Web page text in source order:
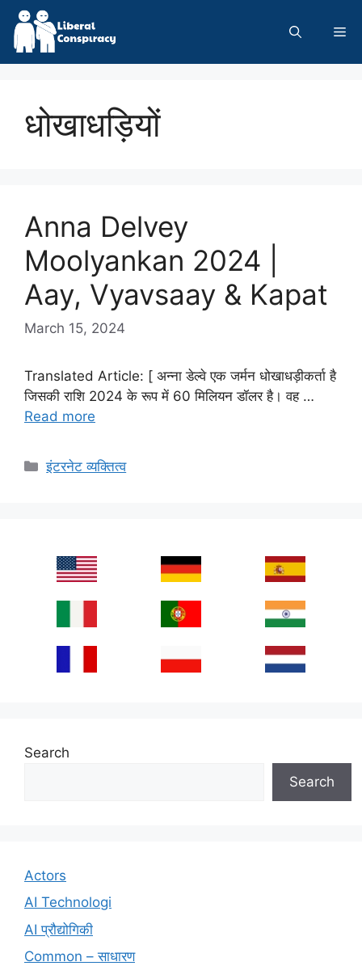
Skip
content
धोखाधड़ियों
Anna Delvey
Moolyankan 2024 |
Aay, Vyavsaay & Kapat
March 15, 2024
Translated Article: [ अन्ना डेल्वे एक जर्मन धोखाधड़ीकर्ता है
जिसकी राशि 2024 के रूप में 60 मिलियन डॉलर है। वह …
Read more
Categories
इंटरनेट व्यक्तित्व
Search
Search
Actors
AI Technologi
AI प्रौद्योगिकी
Common – साधारण